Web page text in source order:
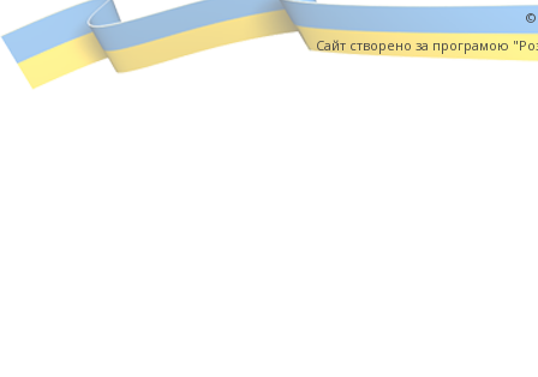
©
Cайт створено за програмою